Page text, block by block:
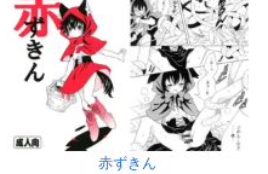
赤ずきん